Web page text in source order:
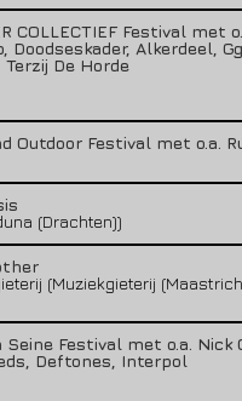
COLLECTIEF Festival met
Doodseskader, Alkerdeel,
Terzij De Horde
Outdoor Festival met o.a.
(Drachten))
(Muziekgieterij
Seine Festival met o.a. Nick
Deftones, Interpol